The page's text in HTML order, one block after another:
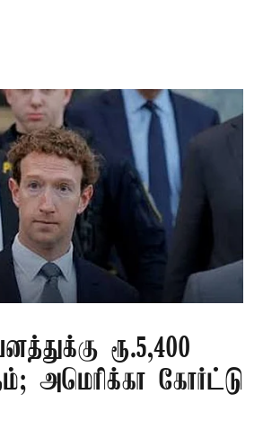
ரூ.5,400
அமெரிக்கா கோர்ட்டு